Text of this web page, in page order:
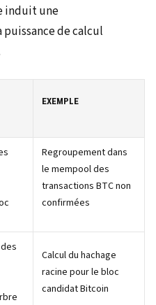
induit une
de calcul
EXEMPLE
Regroupement dans
le mempool des
transactions BTC non
confirmées
Calcul du hachage
racine pour le bloc
candidat Bitcoin